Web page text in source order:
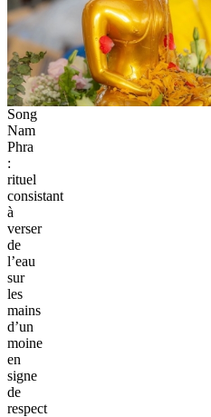
Song
Nam
Phra
:
rituel
consistant
à
verser
de
l’eau
sur
les
mains
d’un
moine
en
signe
de
respect